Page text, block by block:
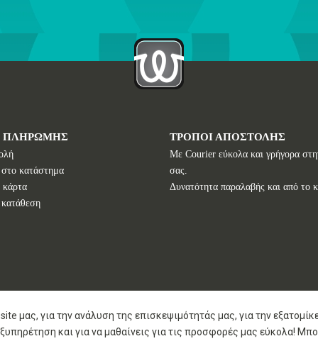
ΠΛΗΡΩΜΗΣ
κατάστημα
κάρτα
ΤΡΟΠΟΙ ΑΠΟΣΤΟΛΗΣ
Με Courier εύκολα και γρήγορα
σας.
Δυνατότητα παραλαβής και από το
μας, για την ανάλυση της επισκεψιμότητάς μας, για την
και για να μαθαίνεις για τις προσφορές μας εύκολα!